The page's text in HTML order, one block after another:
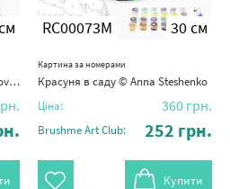
RC00073M 30 см
Картина за номерами
Красуня в саду © Anna Steshenko
Ціна: 360 грн.
Brushme Art Club: 252 грн.
Купити